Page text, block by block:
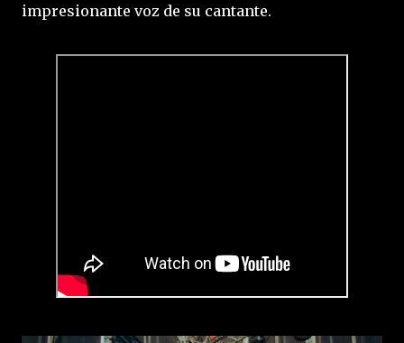
impresionante voz de su cantante.